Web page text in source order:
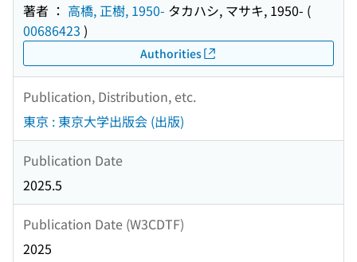
著者 ： 高橋, 正樹, 1950- タカハシ, マサキ, 1950- (
00686423 )
Authorities
Publication, Distribution, etc.
東京 : 東京大学出版会 (出版)
Publication Date
2025.5
Publication Date (W3CDTF)
2025